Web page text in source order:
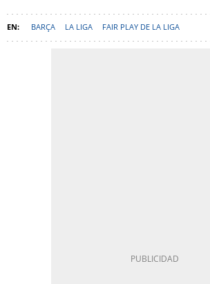
BARÇA LA LIGA FAIR PLAY DE LA LIGA